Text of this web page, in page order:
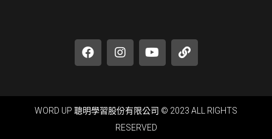
WORD UP 聰明學習股份有限公司 © 2023 ALL RIGHTS
RESERVED​